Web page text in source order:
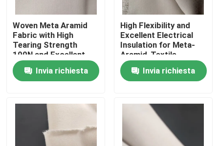
Casa
Woven Meta Aramid
Fabric with High
Tearing Strength
100N and Excellent
Electrical Insulation
Invia richiesta
High Flexibility and
Excellent Electrical
Insulation for Meta-
Aramid-Textile
Invia richiesta